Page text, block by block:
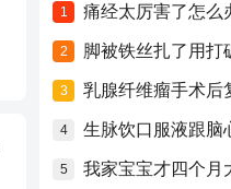
1 痛经太厉害了怎么
2 脚被铁丝扎了用打
3 乳腺纤维瘤手术后
4 生脉饮口服液跟脑
5 我家宝宝才四个月